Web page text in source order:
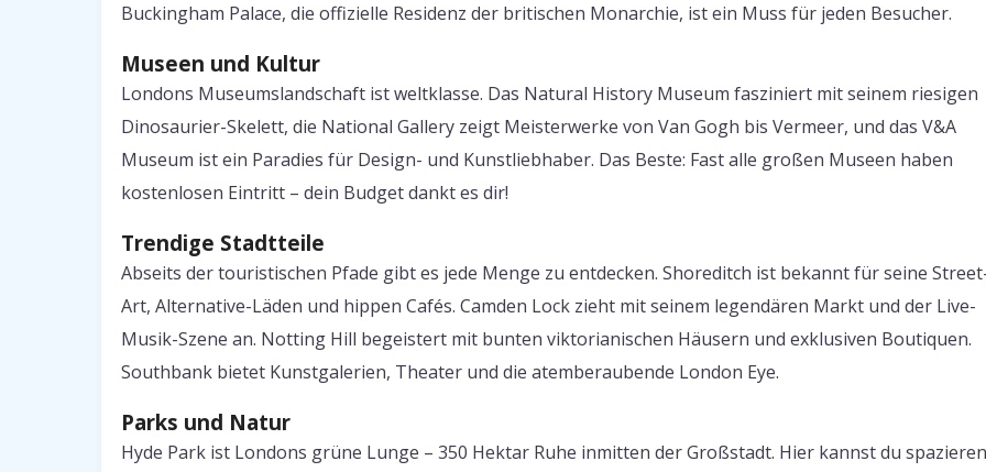
Buckingham Palace, die offizielle Residenz der britischen Monarchie, ist ein Muss für jeden Besucher.
Museen und Kultur
Londons Museumslandschaft ist weltklasse. Das Natural History Museum fasziniert mit seinem riesigen
Dinosaurier-Skelett, die National Gallery zeigt Meisterwerke von Van Gogh bis Vermeer, und das V&A
Museum ist ein Paradies für Design- und Kunstliebhaber. Das Beste: Fast alle großen Museen haben
kostenlosen Eintritt – dein Budget dankt es dir!
Trendige Stadtteile
Abseits der touristischen Pfade gibt es jede Menge zu entdecken. Shoreditch ist bekannt für seine
Art, Alternative-Läden und hippen Cafés. Camden Lock zieht mit seinem legendären Markt und der Live-
Musik-Szene an. Notting Hill begeistert mit bunten viktorianischen Häusern und exklusiven Boutiquen.
Southbank bietet Kunstgalerien, Theater und die atemberaubende London Eye.
Parks und Natur
Hyde Park ist Londons grüne Lunge – 350 Hektar Ruhe inmitten der Großstadt. Hier kannst du